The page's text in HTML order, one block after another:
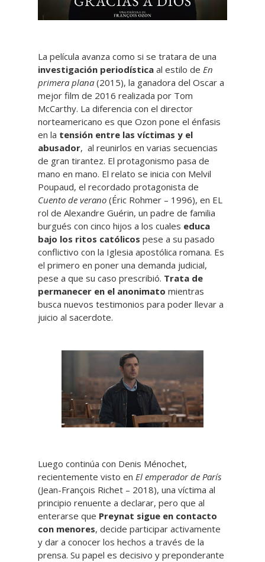
La película avanza como si se tratara de una
investigación periodística al estilo de En
primera plana (2015), la ganadora del Oscar a
mejor film de 2016 realizada por Tom
McCarthy. La diferencia con el director
norteamericano es que Ozon pone el énfasis
en la tensión entre las víctimas y el
abusador, al reunirlos en varias secuencias
de gran tirantez. El protagonismo pasa de
mano en mano. El relato se inicia con Melvil
Poupaud, el recordado protagonista de
Cuento de verano (Éric Rohmer – 1996), en EL
rol de Alexandre Guérin, un padre de familia
burgués con cinco hijos a los cuales educa
bajo los ritos católicos pese a su pasado
conflictivo con la Iglesia apostólica romana. Es
el primero en poner una demanda judicial,
pese a que su caso prescribió. Trata de
permanecer en el anonimato mientras
busca nuevos testimonios para poder llevar a
juicio al sacerdote.
Luego continúa con Denis Ménochet,
recientemente visto en El emperador de París
(Jean-François Richet – 2018), una víctima al
principio renuente a declarar, pero que al
enterarse que Preynat sigue en contacto
con menores, decide participar activamente
y dar a conocer los hechos a través de la
prensa. Su papel es decisivo y preponderante